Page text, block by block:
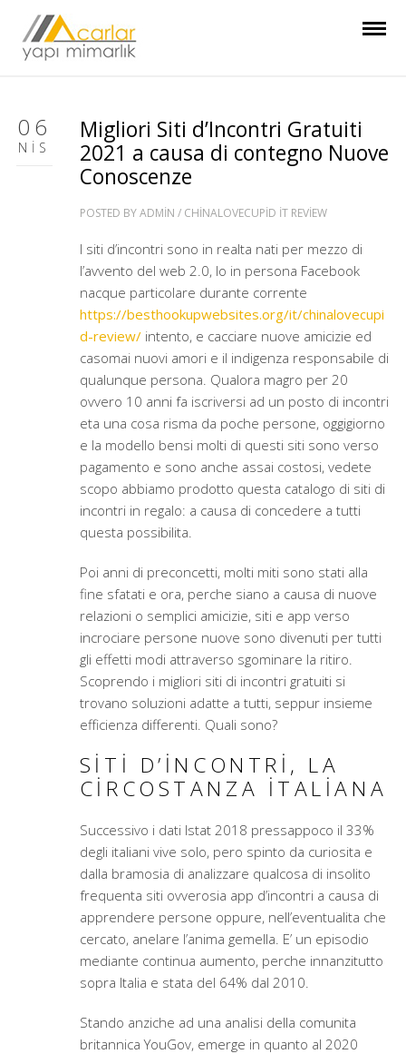
06
NIS
Migliori Siti d’Incontri Gratuiti
2021 a causa di contegno Nuove
Conoscenze
POSTED BYADMIN / CHINALOVECUPID IT REVIEW
I siti d’incontri sono in realta nati per mezzo di
l’avvento del web 2.0, lo in persona Facebook
nacque particolare durante corrente
https://besthookupwebsites.org/it/chinalovecupi
d-review/intento, e cacciare nuove amicizie ed
casomai nuovi amori e il indigenza responsabile di
qualunque persona. Qualora magro per 20
ovvero 10 anni fa iscriversi ad un posto di incontri
eta una cosa risma da poche persone, oggigiorno
e la modello bensi molti di questi siti sono verso
pagamento e sono anche assai costosi, vedete
scopo abbiamo prodotto questa catalogo di siti di
incontri in regalo: a causa di concedere a tutti
questa possibilita.
Poi anni di preconcetti, molti miti sono stati alla
fine sfatati e ora, perche siano a causa di nuove
relazioni o semplici amicizie, siti e app verso
incrociare persone nuove sono divenuti per tutti
gli effetti modi attraverso sgominare la ritiro.
Scoprendo i migliori siti di incontri gratuiti si
trovano soluzioni adatte a tutti, seppur insieme
efficienza differenti. Quali sono?
SITI D’INCONTRI, LA
CIRCOSTANZA ITALIANA
Successivo i dati Istat 2018 pressappoco il 33%
degli italiani vive solo, pero spinto da curiosita e
dalla bramosia di analizzare qualcosa di insolito
frequenta siti ovverosia app d’incontri a causa di
apprendere persone oppure, nell’eventualita che
cercato, anelare l’anima gemella. E’ un episodio
mediante continua aumento, perche innanzitutto
sopra Italia e stata del 64% dal 2010.
Stando anziche ad una analisi della comunita
britannica YouGov, emerge in quanto al 2020